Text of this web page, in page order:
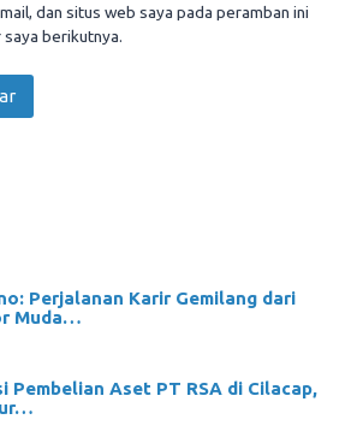
dan situs web saya pada peramban ini
berikutnya.
Perjalanan Karir Gemilang dari
Muda…
Pembelian Aset PT RSA di Cilacap,